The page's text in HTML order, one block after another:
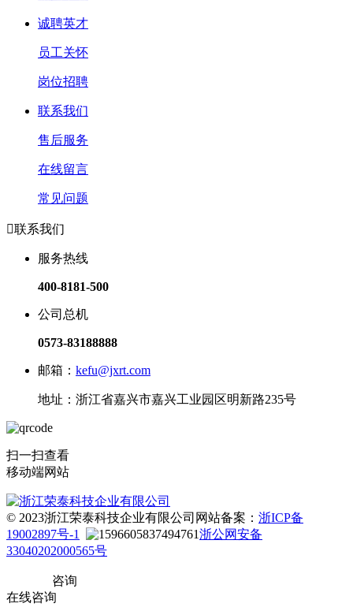
诚聘英才
员工关怀
岗位招聘
联系我们
售后服务
在线留言
常见问题
联系我们
服务热线
400-8181-500
公司总机
0573-83188888
邮箱： kefu@jxrt.com
地址：浙江省嘉兴市嘉兴工业园区明新路235号
扫一扫查看
移动端网站
© 2023浙江荣泰科技企业有限公司 网站备案： 浙ICP备
19002897号-1
浙公网安备
33040202000565号
咨询
在线咨询